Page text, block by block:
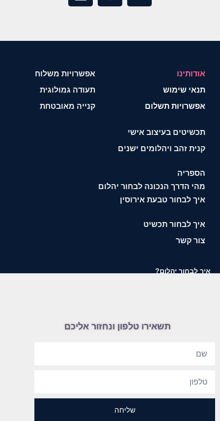
אודותינו
תנאי שימוש
אפשרויות תשלום
אפשרויות משלוח
תעודה גמולוגית
קנייה מאובטחת
תכשיטים בעיצוב אישי
קנית זהב ויהלומים ישנים
הספריה
מהי הדרך הנכונה לבחור יהלום
איך לבחור טבעת אירוסין
איך לבחור תכשיט
צור קשר
איך לבחור יהלום?
תשאירו טלפון ונחזור אליכם
שליחה